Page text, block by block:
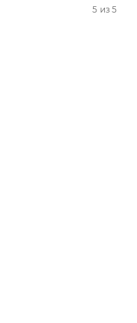
5 из 5